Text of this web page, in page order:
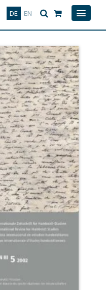
DE EN
Deutsch